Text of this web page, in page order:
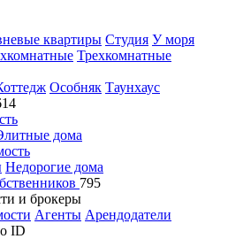
квартиры Студия У моря
Трехкомнатные
Особняк Таунхаус
дома
Недорогие дома
795
и брокеры
Агенты Арендодатели
ID